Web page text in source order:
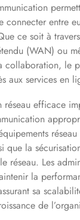
connecter entre
ce soit à
(WAN) ou
collaboration, le
aux services en
réseau efficace
que la
réseau. Les
la
sa
de